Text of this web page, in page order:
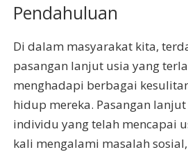
Pendahuluan
Di dalam masyarakat kita,
pasangan lanjut usia yang
menghadapi berbagai
hidup mereka. Pasangan
individu yang telah mencapai
kali mengalami masalah